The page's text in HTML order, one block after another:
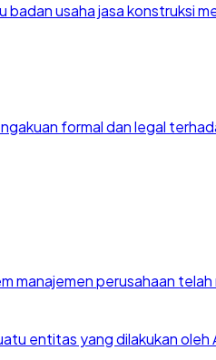
usaha jasa konstruksi
formal dan legal
perusahaan
entitas yang dilakukan